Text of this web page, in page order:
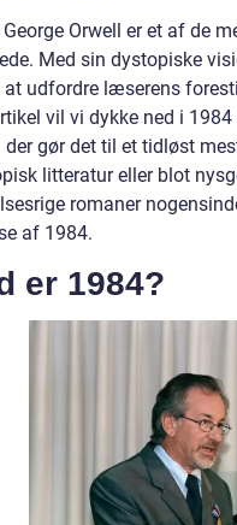
Orwell er et af de
Med sin dystopiske
udfordre læserens
vil vi dykke ned i
der gør det til et tidløst
litteratur eller blot
romaner
af 1984.
er 1984?